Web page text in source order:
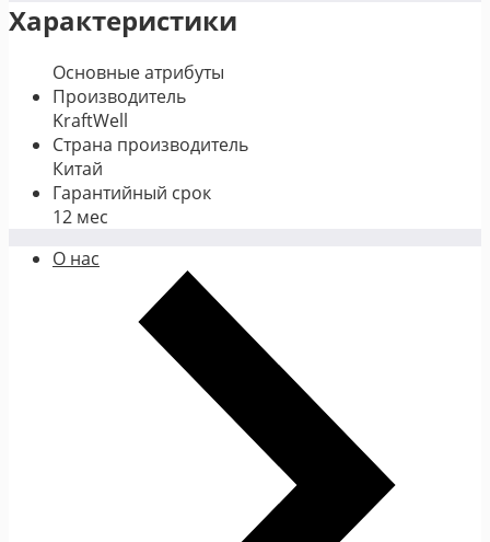
Характеристики
Основные атрибуты
Производитель
KraftWell
Страна производитель
Китай
Гарантийный срок
12 мес
О нас